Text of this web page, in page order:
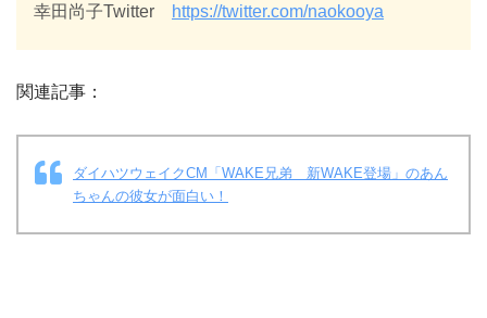
幸田尚子Twitter
https://twitter.com/naokooya
関連記事：
ダイハツウェイクCM「WAKE兄弟 新WAKE登場」のあん
ちゃんの彼女が面白い！